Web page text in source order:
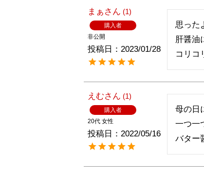
まぁ 1
購入者
非公開
投稿日 2023/01/28
思った
肝醤油
コリコ
えむ 1
購入者
20代 女性
投稿日 2022/05/16
母の日
一つ一